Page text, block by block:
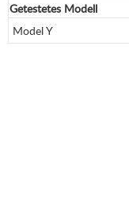
Getestetes Modell
Model Y